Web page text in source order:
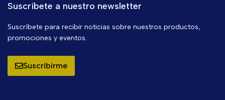
Suscríbete a nuestro newsletter
Suscríbete para recibir noticias sobre nuestros productos,
promociones y eventos.
Suscribirme